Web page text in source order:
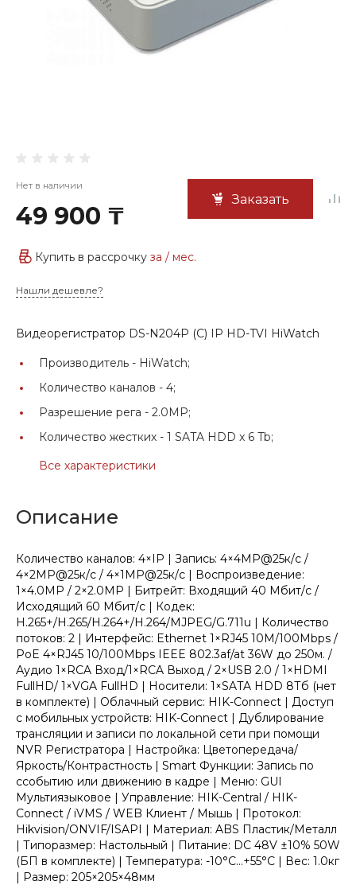
Нет в наличии
49 900 ₸
Заказать
Купить в рассрочку за / мес.
Нашли дешевле?
Видеорегистратор DS-N204P (С) IP HD-TVI HiWatch
Производитель - HiWatch;
Количество каналов - 4;
Разрешение рега - 2.0MP;
Количество жестких - 1 SATA HDD x 6 Tb;
Все характеристики
Описание
Количество каналов: 4×IP | Запись: 4×4MP@25к/с /
4×2MP@25к/с / 4×1MP@25к/с | Воспроизведение:
1×4.0MP / 2×2.0MP | Битрейт: Входящий 40 Мбит/с /
Исходящий 60 Мбит/с | Кодек:
H.265+/H.265/H.264+/H.264/MJPEG/G.711u | Количество
потоков: 2 | Интерфейс: Ethernet 1×RJ45 10M/100Mbps /
PoE 4×RJ45 10/100Mbps IEEE 802.3af/at 36W до 250м. /
Аудио 1×RCA Вход/1×RCA Выход / 2×USB 2.0 / 1×HDMI
FullHD/ 1×VGA FullHD | Носители: 1×SATA HDD 8Тб (нет
в комплекте) | Облачный сервис: HIK-Connect | Доступ
с мобильных устройств: HIK-Connect | Дублирование
трансляции и записи по локальной сети при помощи
NVR Регистратора | Настройка: Цветопередача/
Яркость/Контрастность | Smart Функции: Запись по
cсобытию или движению в кадре | Меню: GUI
Мультиязыковое | Управление: HIK-Central / HIK-
Connect / iVMS / WEB Клиент / Мышь | Протокол:
Hikvision/ONVIF/ISAPI | Материал: ABS Пластик/Металл
| Типоразмер: Настольный | Питание: DC 48V ±10% 50W
(БП в комплекте) | Температура: -10°C...+55°C | Вес: 1.0кг
| Размер: 205×205×48мм